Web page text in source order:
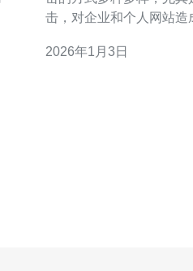
击，对企业和个人网站造
环。 高防香港服务器是一种专门设计用于抵御各种网络攻
2026年1月3日